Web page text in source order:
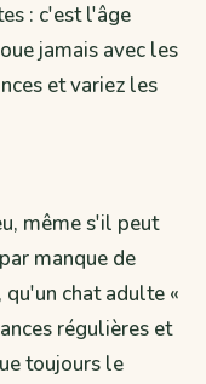
: c'est l'âge
jamais avec les
et variez les
même s'il peut
manque de
chat adulte «
régulières et
toujours le